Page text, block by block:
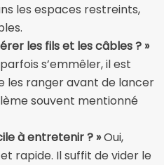
les espaces restreints,
les fils et les câbles ? »
s’emmêler, il est
les ranger avant de lancer
souvent mentionné
à entretenir ? »Oui,
rapide. Il suffit de vider le